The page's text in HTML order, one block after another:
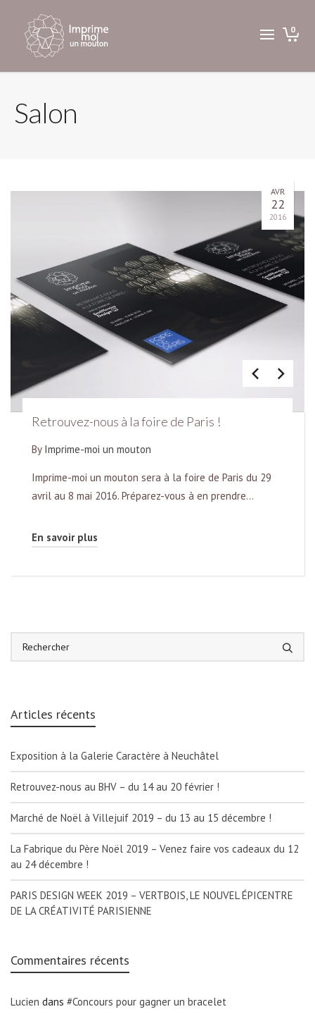
0
Salon
AVR
22
2016
Retrouvez-nous à la foire de Paris !
By Imprime-moi un mouton
Imprime-moi un mouton sera à la foire de Paris du 29
avril au 8 mai 2016. Préparez-vous à en prendre…
En savoir plus
Articles récents
Exposition à la Galerie Caractère à Neuchâtel
Retrouvez-nous au BHV – du 14 au 20 février !
Marché de Noël à Villejuif 2019 – du 13 au 15 décembre !
La Fabrique du Père Noël 2019 – Venez faire vos cadeaux du 12
au 24 décembre !
PARIS DESIGN WEEK 2019 – VERTBOIS, LE NOUVEL ÉPICENTRE
DE LA CRÉATIVITÉ PARISIENNE
Commentaires récents
Lucien dans #Concours pour gagner un bracelet